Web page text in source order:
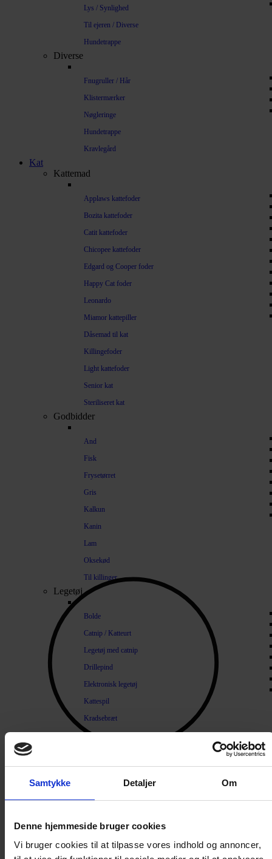
Samtykke Detaljer Om
Denne hjemmeside bruger cookies
Vi bruger cookies til at tilpasse vores indhold og annoncer,
Lys / Synlighed
Til ejeren / Diverse
Hundetrappe
Diverse
Fnugruller / Hår
Klistermærker
Nøgleringe
Hundetrappe
Kravlegård
Kat
Kattemad
Applaws kattefoder
Bozita kattefoder
Catit kattefoder
Chicopee kattefoder
Edgard og Cooper foder
Happy Cat foder
Leonardo
Miamor kattepiller
Dåsemad til kat
Killingefoder
Light kattefoder
Senior kat
Steriliseret kat
Godbidder
And
Fisk
Frysetørret
Gris
Kalkun
Kanin
Lam
Oksekød
Til killinger
Legetøj
Bolde
Catnip / Katteurt
Legetøj med catnip
Drillepind
Elektronisk legetøj
Kattespil
Kradsebræt
Lopper og Pels
Hygiejne
Tænder / Ånde